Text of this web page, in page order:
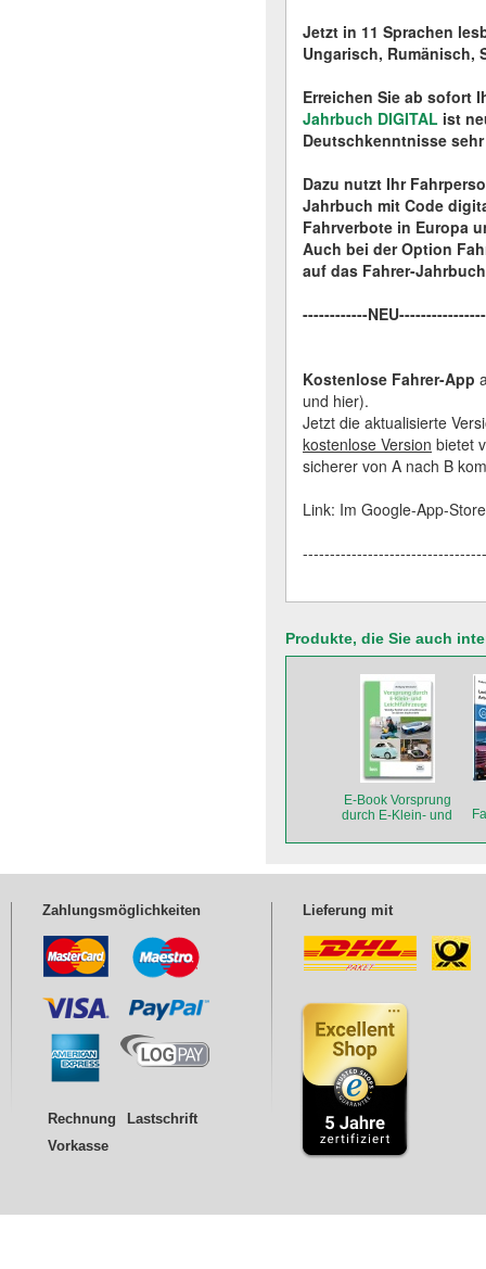
Jetzt in 11 Sprachen
Ungarisch, Rumänisch,
Erreichen Sie ab sofort
Jahrbuch DIGITAL ist
Deutschkenntnisse
Dazu nutzt Ihr
Jahrbuch mit Code
Fahrverbote in Europa
Auch bei der Option
auf das Fahrer-
------------
Kostenlose Fahrer-App
und hier).
Jetzt die aktualisierte
kostenlose Version bietet
sicherer von A nach B
Link: Im Google-App-
Produkte, die Sie auch
E-Book Vorsprung
durch E-Klein- und
Zahlungsmöglichkeiten
Rechnung
Lastschrift
Vorkasse
Lieferung mit